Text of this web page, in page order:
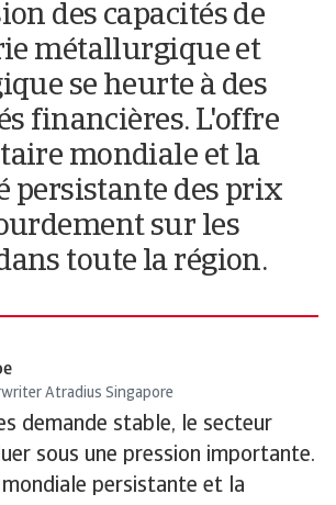
des capacités de
métallurgique et
se heurte à des
financières. L'offre
mondiale et la
persistante des prix
sur les
toute la région.
Atradius Singapore
demande stable, le secteur
sous une pression importante.
persistante et la